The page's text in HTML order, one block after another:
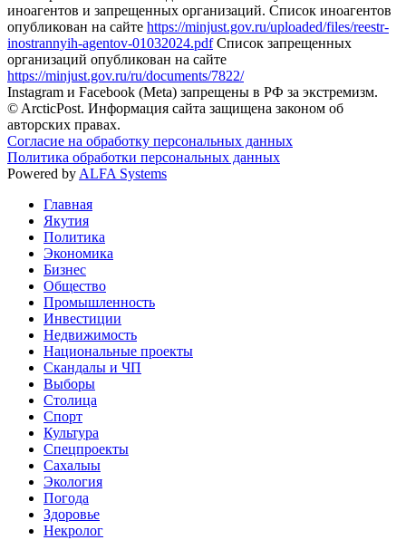
иноагентов и запрещенных организаций. Список иноагентов
опубликован на сайте https://minjust.gov.ru/uploaded/files/reestr-
inostrannyih-agentov-01032024.pdfСписок запрещенных
организаций опубликован на сайте
https://minjust.gov.ru/ru/documents/7822/
Instagram и Facebook (Metа) запрещены в РФ за экстремизм.
© ArcticPost. Информация сайта защищена законом об
авторских правах.
Согласие на обработку персональных данных
Политика обработки персональных данных
Powered by ALFA Systems
Главная
Якутия
Политика
Экономика
Бизнес
Общество
Промышленность
Инвестиции
Недвижимость
Национальные проекты
Скандалы и ЧП
Выборы
Столица
Спорт
Культура
Спецпроекты
Сахалыы
Экология
Погода
Здоровье
Некролог